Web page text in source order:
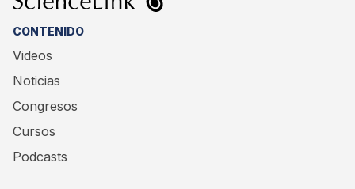
CONTENIDO
Videos
Noticias
Congresos
Cursos
Podcasts